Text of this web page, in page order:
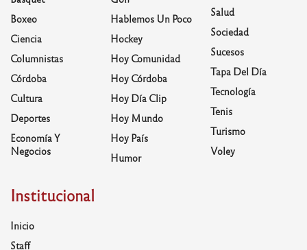
Boxeo
Ciencia
Columnistas
Córdoba
Cultura
Deportes
Economía Y
Negocios
Hablemos Un Poco
Hockey
Hoy Comunidad
Hoy Córdoba
Hoy Día Clip
Hoy Mundo
Hoy País
Humor
Salud
Sociedad
Sucesos
Tapa Del Día
Tecnología
Tenis
Turismo
Voley
Institucional
Inicio
Staff